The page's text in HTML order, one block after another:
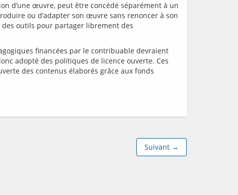
d’une œuvre, peut être concédé séparément à un
ou d’adapter son œuvre sans renoncer à son
outils pour partager librement des
financées par le contribuable devraient
adopté des politiques de licence ouverte. Ces
des contenus élaborés grâce aux fonds
Suivant →